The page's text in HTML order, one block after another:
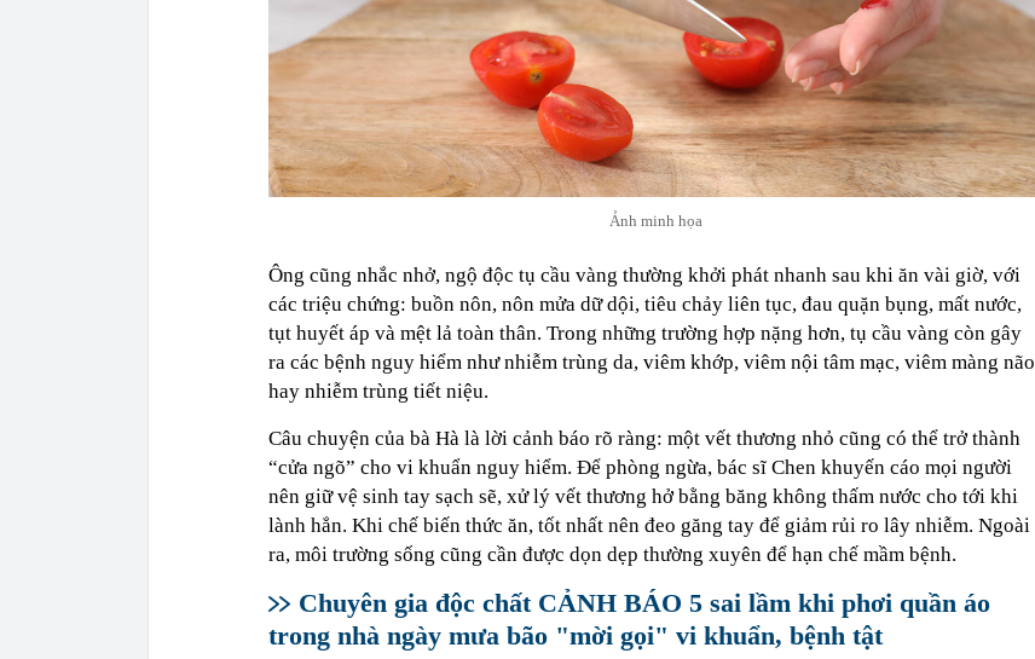
Ảnh minh họa
Ông cũng nhắc nhở, ngộ độc tụ cầu vàng thường khởi phát nhanh sau khi ăn vài giờ, với
các triệu chứng: buồn nôn, nôn mửa dữ dội, tiêu chảy liên tục, đau quặn bụng, mất nước,
tụt huyết áp và mệt lả toàn thân. Trong những trường hợp nặng hơn, tụ cầu vàng còn gây
ra các bệnh nguy hiểm như nhiễm trùng da, viêm khớp, viêm nội tâm mạc, viêm màng não
hay nhiễm trùng tiết niệu.
Câu chuyện của bà Hà là lời cảnh báo rõ ràng: một vết thương nhỏ cũng có thể trở thành
“cửa ngõ” cho vi khuẩn nguy hiểm. Để phòng ngừa, bác sĩ Chen khuyến cáo mọi người
nên giữ vệ sinh tay sạch sẽ, xử lý vết thương hở bằng băng không thấm nước cho tới khi
lành hẳn. Khi chế biến thức ăn, tốt nhất nên đeo găng tay để giảm rủi ro lây nhiễm. Ngoài
ra, môi trường sống cũng cần được dọn dẹp thường xuyên để hạn chế mầm bệnh.
Chuyên gia độc chất CẢNH BÁO 5 sai lầm khi phơi quần áo
trong nhà ngày mưa bão "mời gọi" vi khuẩn, bệnh tật